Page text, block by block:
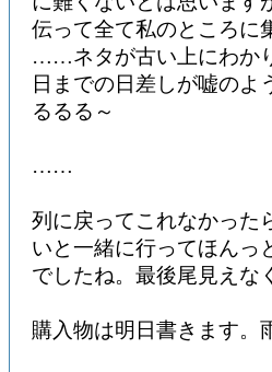
伝って全て私のところ
……ネタが古い上にわか
日までの日差しが嘘のよ
るるる～
……
列に戻ってこれなかった
いと一緒に行ってほんっ
でしたね。最後尾見えな
購入物は明日書きます。